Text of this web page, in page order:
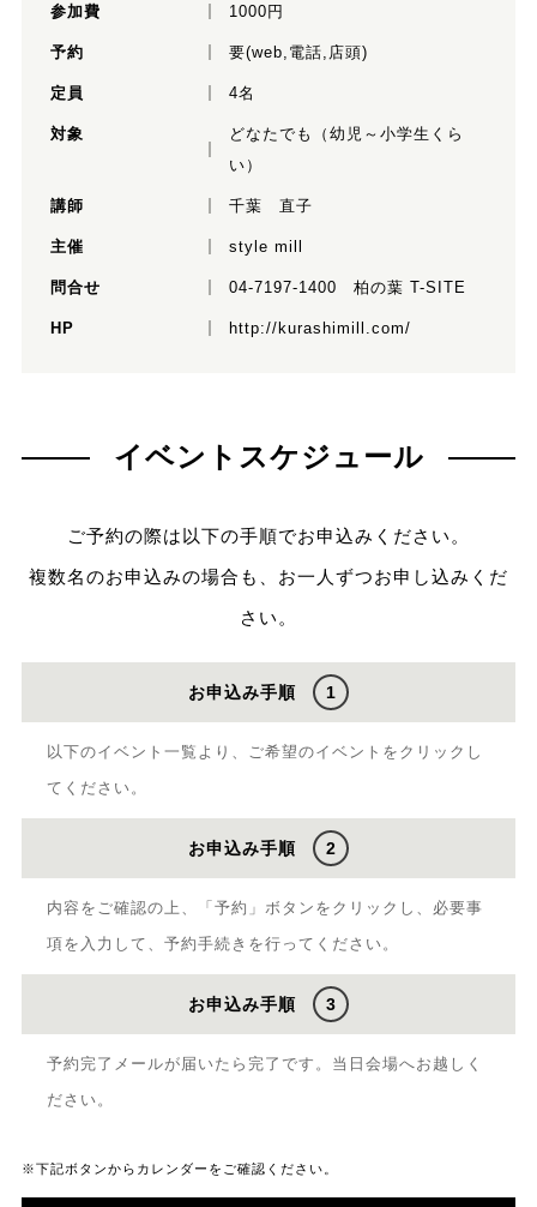
参加費 1000円
予約 要(web,電話,店頭)
定員 4名
対象
どなたでも（幼児～小学生くら
い）
講師 千葉 直子
主催 style mill
問合せ 04-7197-1400 柏の葉 T-SITE
HP http://kurashimill.com/
イベントスケジュール
ご予約の際は以下の手順でお申込みください。
複数名のお申込みの場合も、お一人ずつお申し込みくだ
さい。
お申込み手順 1
以下のイベント一覧より、ご希望のイベントをクリックし
てください。
お申込み手順 2
内容をご確認の上、「予約」ボタンをクリックし、必要事
項を入力して、予約手続きを行ってください。
お申込み手順 3
予約完了メールが届いたら完了です。当日会場へお越しく
ださい。
※下記ボタンからカレンダーをご確認ください。